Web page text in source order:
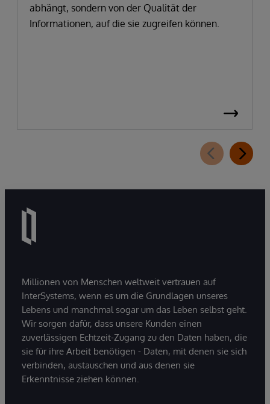
abhängt, sondern von der Qualität der
Informationen, auf die sie zugreifen können.
Millionen von Menschen weltweit vertrauen auf
InterSystems, wenn es um die Grundlagen unseres
Lebens und manchmal sogar um das Leben selbst geht.
Wir sorgen dafür, dass unsere Kunden einen
zuverlässigen Echtzeit-Zugang zu den Daten haben, die
sie für ihre Arbeit benötigen - Daten, mit denen sie sich
verbinden, austauschen und aus denen sie
Erkenntnisse ziehen können.